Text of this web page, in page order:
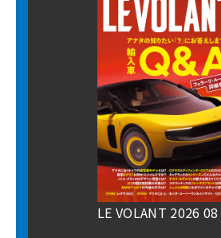
LE VOLANT 2026 08